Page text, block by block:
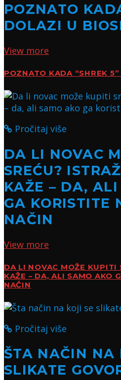
POZNATO
DOLAZI U
View more
POZNATO KADA “SHREK
Pročitaj više
DA LI NOVAC
SREĆU?
KAŽE – DA,
GA KORISTITE
NAČIN
View more
DA LI NOVAC MOŽE KUPITI
KAŽE – DA, ALI SAMO AKO
NAČIN
Pročitaj više
ŠTA NAČIN NA
SLIKATE